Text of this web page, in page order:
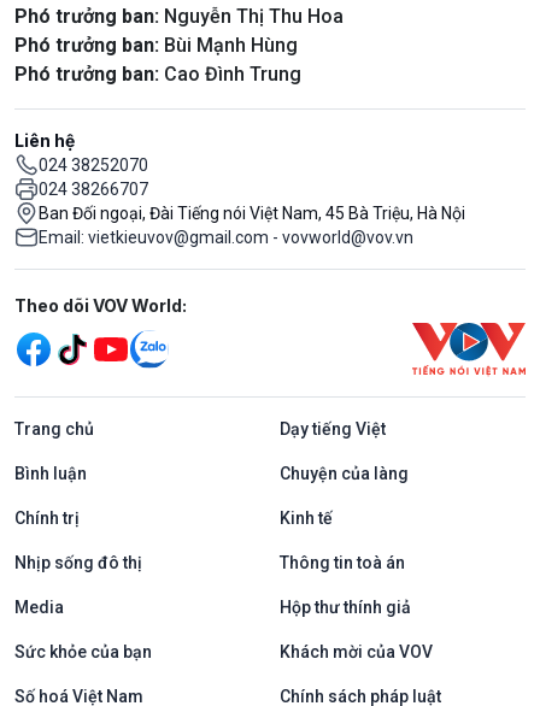
Phó trưởng ban: Nguyễn Thị Thu Hoa
Phó trưởng ban: Bùi Mạnh Hùng
Phó trưởng ban: Cao Đình Trung
Liên hệ
024 38252070
024 38266707
Ban Đối ngoại, Đài Tiếng nói Việt Nam, 45 Bà Triệu, Hà Nội
Email: vietkieuvov@gmail.com - vovworld@vov.vn
Mạng xã hội
Theo dõi VOV World:
Trang chủ Dạy tiếng Việt
Bình luận Chuyện của làng
Chính trị Kinh tế
Nhịp sống đô thị Thông tin toà án
Media Hộp thư thính giả
Sức khỏe của bạn Khách mời của VOV
Số hoá Việt Nam Chính sách pháp luật